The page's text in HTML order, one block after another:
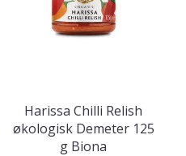
Harissa Chilli Relish
økologisk Demeter 125
g Biona